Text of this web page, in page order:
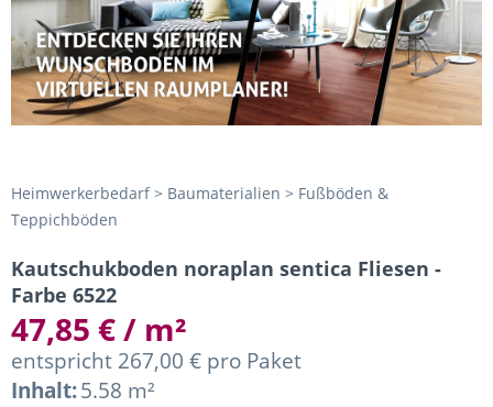
Heimwerkerbedarf > Baumaterialien > Fußböden &
Teppichböden
Kautschukboden noraplan sentica Fliesen -
Farbe 6522
47,85 € / m²
entspricht 267,00 € pro Paket
Inhalt:5.58 m²